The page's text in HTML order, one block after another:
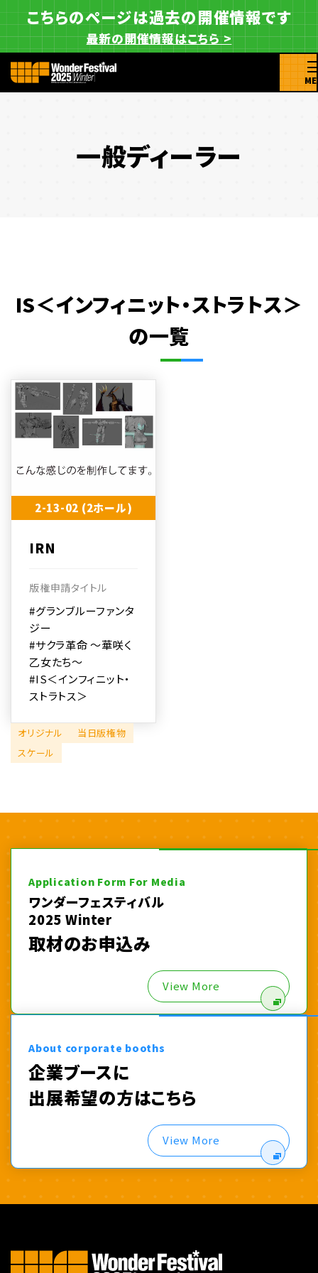
こちらのページは過去の開催情報です
最新の開催情報はこちら >
一般ディーラー
IS＜インフィニット・ストラトス＞
の一覧
2-13-02 (2ホール)
IRN
版権申請タイトル
#グランブルーファンタ
ジー
#サクラ革命 〜華咲く
乙女たち〜
#IS＜インフィニット・
ストラトス＞
オリジナル
当日版権物
スケール
Application Form For Media
ワンダーフェスティバル
2025 Winter
取材のお申込み
View More
About corporate booths
企業ブースに
出展希望の方はこちら
View More